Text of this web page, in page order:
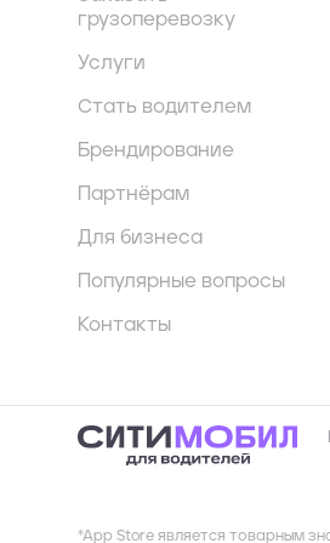
грузоперевозку
Услуги
Стать водителем
Брендирование
Партнёрам
Для бизнеса
Популярные вопросы
Контакты
*App Store является товарным